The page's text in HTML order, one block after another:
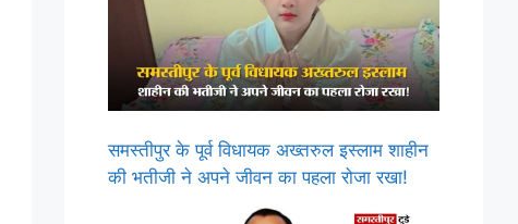
समस्तीपुर के पूर्व विधायक अख्तरुल इस्लाम शाहीन
की भतीजी ने अपने जीवन का पहला रोजा रखा!